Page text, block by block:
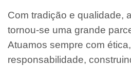
Com tradição e qualidade,
tornou-se uma grande
Atuamos sempre com
responsabilidade,